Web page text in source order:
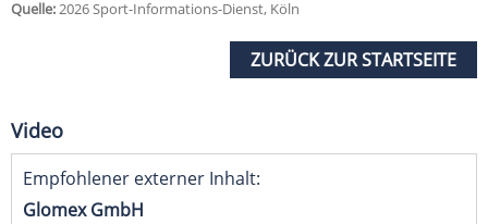
Quelle:2026 Sport-Informations-Dienst, Köln
ZURÜCK ZUR STARTSEITE
Video
Empfohlener externer Inhalt:
Glomex GmbH